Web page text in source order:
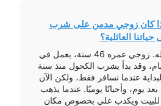
كان زوجي مدمن على شرب
العائلية؟
السلام عليكم ورحمة الله. زوجي عمره 46 سنة، يعمل في
وقد بدأ يشرب الكحول منذ سنة
عندما نسافر فقط، ولكن الآن
يوم، وأحيانًا يوميًا. عندما يذهب
للبيت ويكذب علي بخصوص مكان